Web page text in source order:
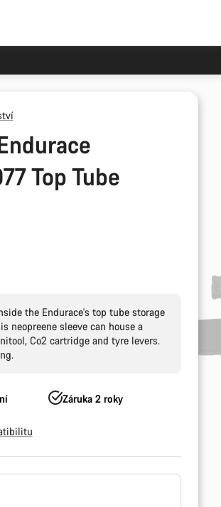
Top Tube
the Endurace's top tube storage
neopreene sleeve can house a
Co2 cartridge and tyre levers.
Záruka 2 roky